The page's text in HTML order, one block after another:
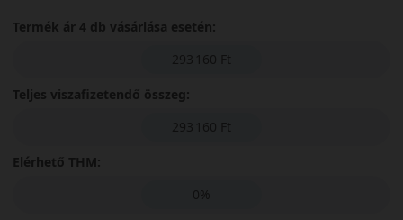
Termék ár 4 db vásárlása esetén:
293 160 Ft
Teljes viszafizetendő összeg:
293 160 Ft
Elérhető THM:
0%